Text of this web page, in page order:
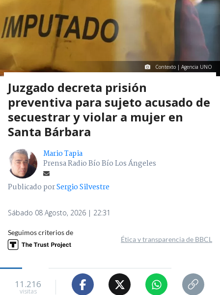
Contexto | Agencia UNO
Juzgado decreta prisión
preventiva para sujeto acusado de
secuestrar y violar a mujer en
Santa Bárbara
Mario Tapia
Prensa Radio Bío Bío Los Ángeles
Publicado porSergio Silvestre
Sábado 08 Agosto, 2026 | 22:31
Seguimos criterios de
Ética y transparencia de BBCL
11.216
visitas